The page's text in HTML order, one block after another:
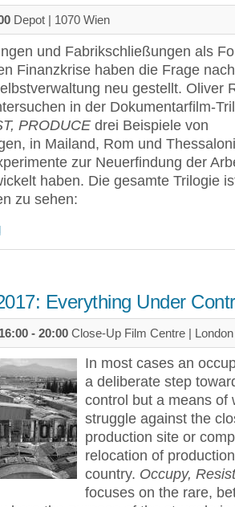
Depot | 1070 Wien
und Fabrikschließungen als
Finanzkrise haben die Frage
neu gestellt. Oliver
in der Dokumentarfilm-
PRODUCE drei Beispiele von
in Mailand, Rom und
zur Neuerfindung der
haben. Die gesamte Trilogie
zu sehen:
Everything Under
16:00 - 20:00 Close-Up Film Centre |
In most cases an
a deliberate step
control but a means of
struggle against the
production site or
relocation of
country. Occupy,
focuses on the rare,